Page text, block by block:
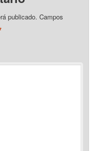
publicado. Campos